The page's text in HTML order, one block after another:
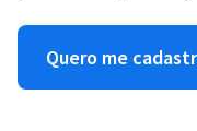
Quero me